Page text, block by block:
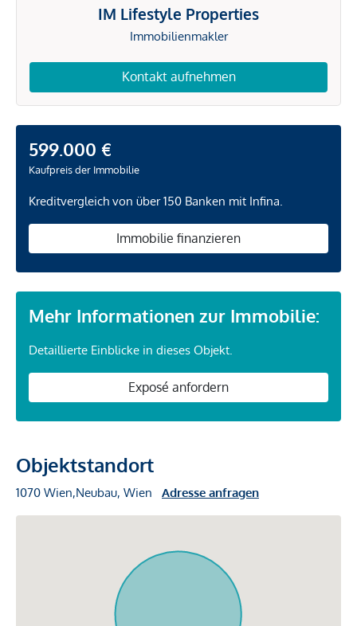
IM Lifestyle Properties
Immobilienmakler
Kontakt aufnehmen
599.000 €
Kaufpreis der Immobilie
Kreditvergleich von über 150 Banken mit Infina.
Immobilie finanzieren
Mehr Informationen zur Immobilie:
Detaillierte Einblicke in dieses Objekt.
Exposé anfordern
Objektstandort
1070 Wien,Neubau, Wien Adresse anfragen